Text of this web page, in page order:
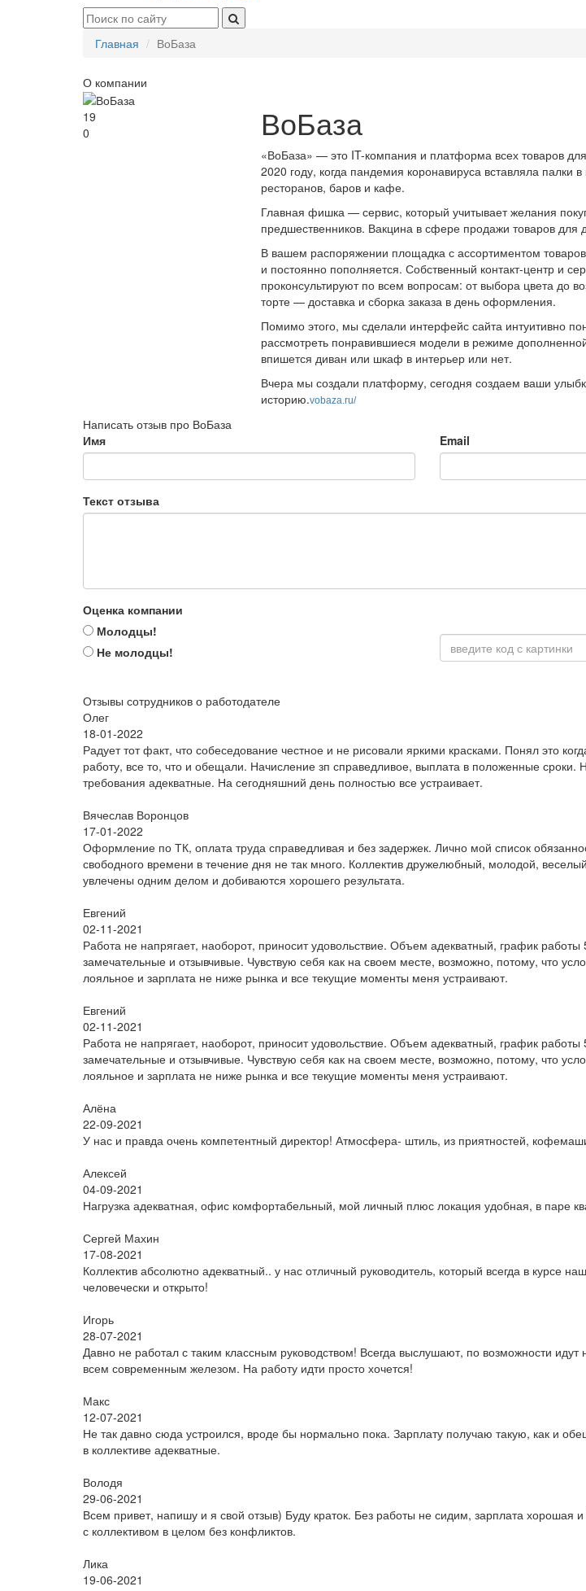
Главная ВоБаза
О компании
19
0
ВоБаза
«ВоБаза» — это IT-компания и платформа всех товаров
2020 году, когда пандемия коронавируса вставляла палки
ресторанов, баров и кафе.
Главная фишка — сервис, который учитывает желания
предшественников. Вакцина в сфере продажи товаров
В вашем распоряжении площадка с ассортиментом
и постоянно пополняется. Собственный контакт-центр и
проконсультируют по всем вопросам: от выбора цвета до
торте — доставка и сборка заказа в день оформления.
Помимо этого, мы сделали интерфейс сайта интуитивно
рассмотреть понравившиеся модели в режиме
впишется диван или шкаф в интерьер или нет.
Вчера мы создали платформу, сегодня создаем ваши
историю.vobaza.ru/
Написать отзыв про ВоБаза
Имя
Email
Текст отзыва
Оценка компании
Молодцы!
Не молодцы!
Отзывы сотрудников о работодателе
Олег
18-01-2022
Радует тот факт, что собеседование честное и не рисовали яркими красками. Понял это
работу, все то, что и обещали. Начисление зп справедливое, выплата в положенные сроки.
требования адекватные. На сегодняшний день полностью все устраивает.
Вячеслав Воронцов
17-01-2022
Оформление по ТК, оплата труда справедливая и без задержек. Лично мой список
свободного времени в течение дня не так много. Коллектив дружелюбный, молодой,
увлечены одним делом и добиваются хорошего результата.
Евгений
02-11-2021
Работа не напрягает, наоборот, приносит удовольствие. Объем адекватный, график работы
замечательные и отзывчивые. Чувствую себя как на своем месте, возможно, потому, что
лояльное и зарплата не ниже рынка и все текущие моменты меня устраивают.
Евгений
02-11-2021
Работа не напрягает, наоборот, приносит удовольствие. Объем адекватный, график работы
замечательные и отзывчивые. Чувствую себя как на своем месте, возможно, потому, что
лояльное и зарплата не ниже рынка и все текущие моменты меня устраивают.
Алёна
22-09-2021
У нас и правда очень компетентный директор! Атмосфера- штиль, из приятностей,
Алексей
04-09-2021
Нагрузка адекватная, офис комфортабельный, мой личный плюс локация удобная, в паре
Сергей Махин
17-08-2021
Коллектив абсолютно адекватный.. у нас отличный руководитель, который всегда в курсе
человечески и открыто!
Игорь
28-07-2021
Давно не работал с таким классным руководством! Всегда выслушают, по возможности идут
всем современным железом. На работу идти просто хочется!
Макс
12-07-2021
Не так давно сюда устроился, вроде бы нормально пока. Зарплату получаю такую, как и
в коллективе адекватные.
Володя
29-06-2021
Всем привет, напишу и я свой отзыв) Буду краток. Без работы не сидим, зарплата хорошая
с коллективом в целом без конфликтов.
Лика
19-06-2021